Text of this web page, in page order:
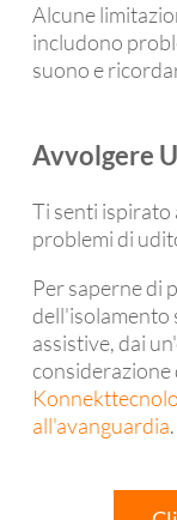
Alcune
includono
suono e
Avvolgere
Ti senti ispirato
problemi di
Per saperne di
dell'isolamento
assistive, dai
considerazione
all'avanguardia.